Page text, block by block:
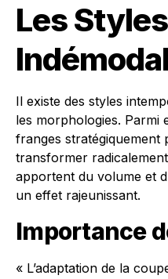
Les Styles
Il existe des styles
les morphologies. Parmi
franges stratégiquement
transformer
apportent du volume et
un effet rajeunissant.
Importance
« L’adaptation de la